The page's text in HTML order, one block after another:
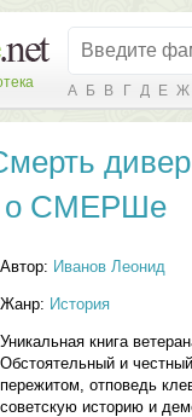
А Б В Г Д Е Ж
о СМЕРШе
Автор: Иванов Леонид
Жанр: История
Уникальная книга
Обстоятельный и
пережитом, отповедь
советскую историю и